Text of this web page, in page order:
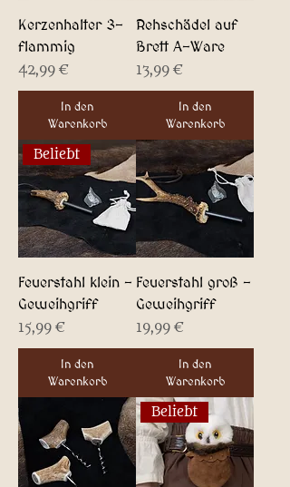
Kerzenhalter 3-
flammig
Preis
42,99 €
In den
Warenkorb
Rehschädel auf
Brett A-Ware
Preis
13,99 €
In den
Warenkorb
Beliebt
Feuerstahl klein -
Geweihgriff
Preis
15,99 €
In den
Warenkorb
Feuerstahl groß -
Geweihgriff
Preis
19,99 €
In den
Warenkorb
Beliebt